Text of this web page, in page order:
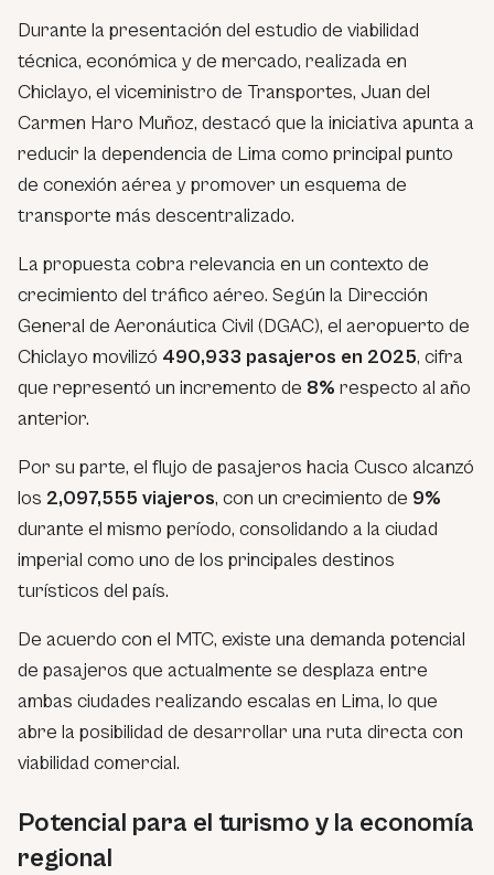
Durante la presentación del estudio de viabilidad
técnica, económica y de mercado, realizada en
Chiclayo, el viceministro de Transportes, Juan del
Carmen Haro Muñoz, destacó que la iniciativa apunta a
reducir la dependencia de Lima como principal punto
de conexión aérea y promover un esquema de
transporte más descentralizado.
La propuesta cobra relevancia en un contexto de
crecimiento del tráfico aéreo. Según la Dirección
General de Aeronáutica Civil (DGAC), el aeropuerto de
Chiclayo movilizó 490,933 pasajeros en 2025, cifra
que representó un incremento de 8% respecto al año
anterior.
Por su parte, el flujo de pasajeros hacia Cusco alcanzó
los 2,097,555 viajeros, con un crecimiento de 9%
durante el mismo período, consolidando a la ciudad
imperial como uno de los principales destinos
turísticos del país.
De acuerdo con el MTC, existe una demanda potencial
de pasajeros que actualmente se desplaza entre
ambas ciudades realizando escalas en Lima, lo que
abre la posibilidad de desarrollar una ruta directa con
viabilidad comercial.
Potencial para el turismo y la economía
regional